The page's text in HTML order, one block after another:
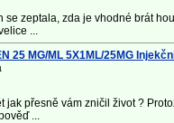
se zeptala, zda je vhodné brát
...
25 MG/ML 5X1ML/25MG
jak přesně vám zničil život ?
...